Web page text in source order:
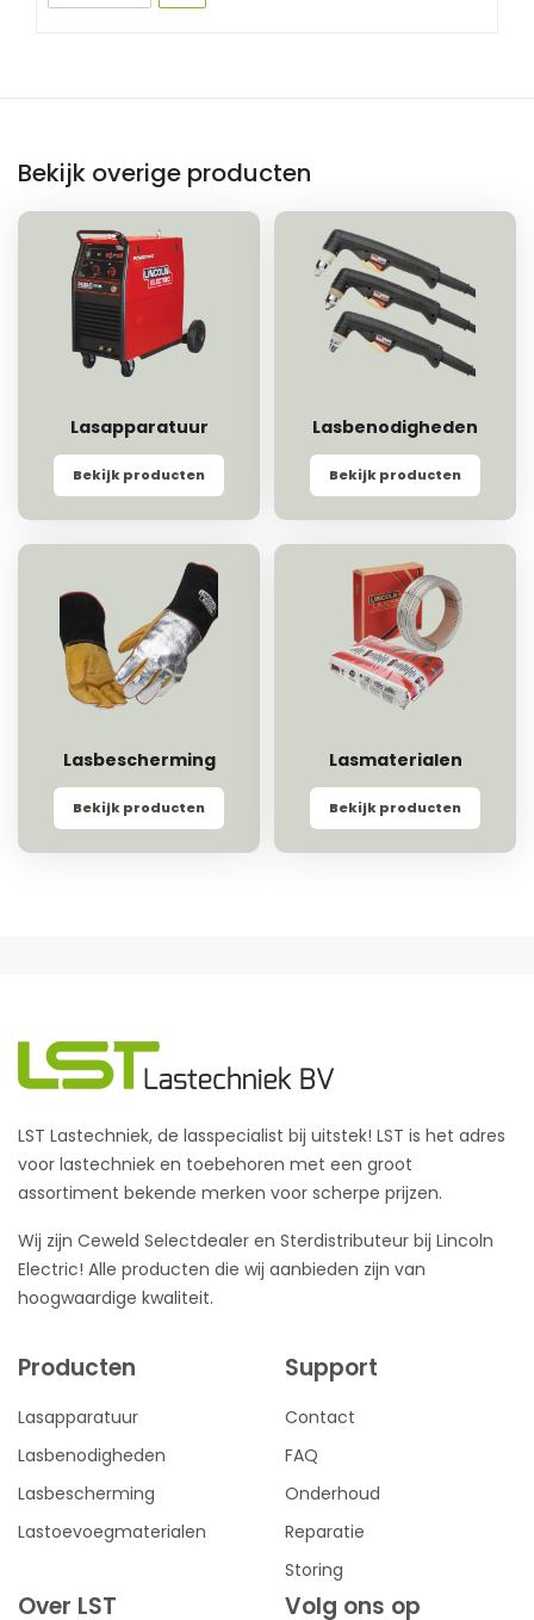
Bekijk overige producten
Lasapparatuur
Bekijk producten
Lasbenodigheden
Bekijk producten
Lasbescherming
Bekijk producten
Lasmaterialen
Bekijk producten
LST Lastechniek, de lasspecialist bij uitstek! LST is het adres
voor lastechniek en toebehoren met een groot
assortiment bekende merken voor scherpe prijzen.
Wij zijn Ceweld Selectdealer en Sterdistributeur bij Lincoln
Electric! Alle producten die wij aanbieden zijn van
hoogwaardige kwaliteit.
Producten
Lasapparatuur
Lasbenodigheden
Lasbescherming
Lastoevoegmaterialen
Support
Contact
FAQ
Onderhoud
Reparatie
Storing
Over LST Volg ons op